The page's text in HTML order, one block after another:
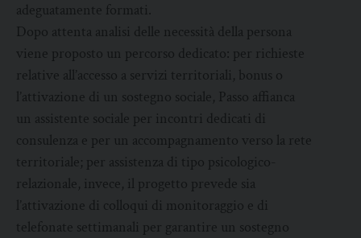
adeguatamente formati.
Dopo attenta analisi delle necessità della persona
viene proposto un percorso dedicato: per richieste
relative all’accesso a servizi territoriali, bonus o
l’attivazione di un sostegno sociale, Passo affianca
un assistente sociale per incontri dedicati di
consulenza e per un accompagnamento verso la rete
territoriale; per assistenza di tipo psicologico-
relazionale, invece, il progetto prevede sia
l’attivazione di colloqui di monitoraggio e di
telefonate settimanali per garantire un sostegno